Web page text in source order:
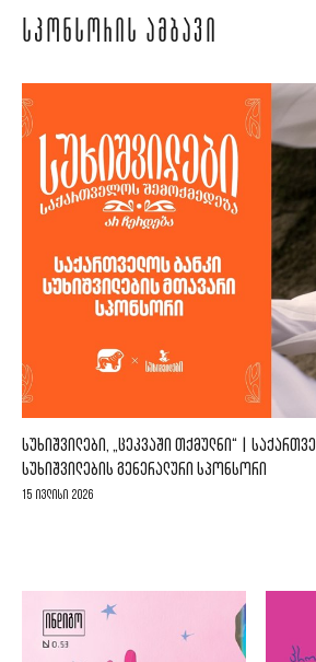
ᲡᲞᲝᲜᲡᲝᲠᲘᲡ ᲐᲛᲑᲐᲕᲘ
ᲡᲣᲮᲘᲨᲕᲘᲚᲔᲑᲘ, „ᲪᲔᲙᲕᲐᲨᲘ ᲗᲥᲛᲣᲚᲜᲘ“ |
ᲡᲣᲮᲘᲨᲕᲘᲚᲔᲑᲘᲡ ᲒᲔᲜᲔᲠᲐᲚᲣᲠᲘ ᲡᲞᲝᲜᲡᲝᲠᲘ
15 ივლისი 2026